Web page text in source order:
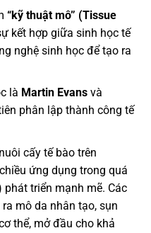
“kỹ thuật mô” (Tissue
kết hợp giữa sinh học tế
nghệ sinh học để tạo ra
là Martin Evansvà
phân lập thành công tế
cấy tế bào trên
ứng dụng trong quá
triển mạnh mẽ. Các
mô da nhân tạo, sụn
thể, mở đầu cho khả